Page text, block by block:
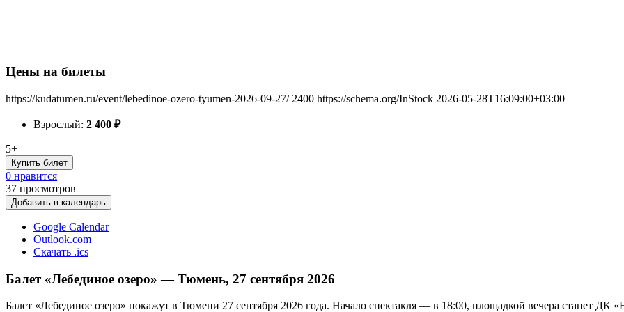
Цены на билеты
https://kudatumen.ru/event/lebedinoe-ozero-tyumen-2026-09-27/ 2400 https://schema.org/InStock 2026-05-28T16:09:00+03:00
Взрослый: 2 400 ₽
5+
Купить билет
0 нравится
37 просмотров
Добавить в календарь
Google Calendar
Outlook.com
Скачать .ics
Балет «Лебединое озеро» — Тюмень, 27 сентября 2026
Балет «Лебединое озеро» покажут в Тюмени 27 сентября 2026 года. Начало спектакля — в 18:00, площадкой вечера станет ДК